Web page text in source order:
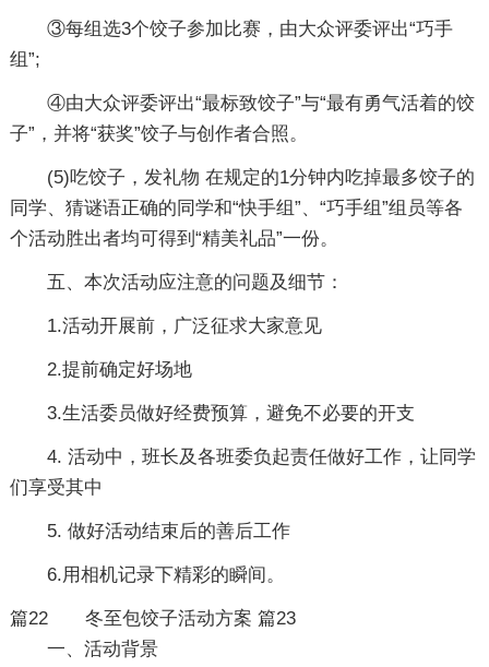
③每组选3个饺子参加比赛，由大众评委评出“巧手
组”;
④由大众评委评出“最标致饺子”与“最有勇气活着的饺
子”，并将“获奖”饺子与创作者合照。
(5)吃饺子，发礼物 在规定的1分钟内吃掉最多饺子的
同学、猜谜语正确的同学和“快手组”、“巧手组”组员等各
个活动胜出者均可得到“精美礼品”一份。
五、本次活动应注意的问题及细节：
1.活动开展前，广泛征求大家意见
2.提前确定好场地
3.生活委员做好经费预算，避免不必要的开支
4. 活动中，班长及各班委负起责任做好工作，让同学
们享受其中
5. 做好活动结束后的善后工作
6.用相机记录下精彩的瞬间。
篇22
一、活动背景
冬至包饺子活动方案 篇23